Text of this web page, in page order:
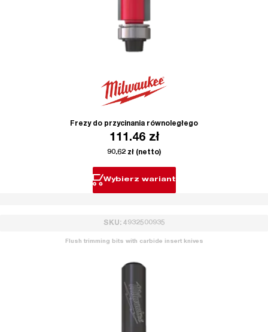
Frezy do przycinania równoległego
111.46 zł
90.62 zł (netto)
Wybierz wariant
SKU: 4932500935
Flush trimming bits with carbide insert knives